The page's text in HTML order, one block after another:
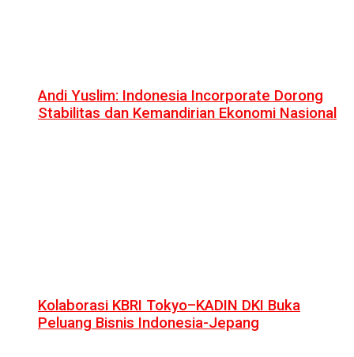
Andi Yuslim: Indonesia Incorporate Dorong
Stabilitas dan Kemandirian Ekonomi Nasional
Kolaborasi KBRI Tokyo–KADIN DKI Buka
Peluang Bisnis Indonesia-Jepang